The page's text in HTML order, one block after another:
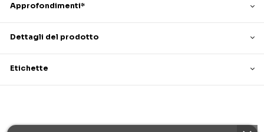
Approfondimenti*
Dettagli del prodotto
Etichette